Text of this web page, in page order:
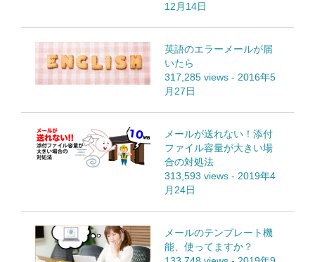
12月14日
英語のエラーメールが届
いたら
317,285 views - 2016年5
月27日
メールが送れない！添付
ファイル容量が大きい場
合の対処法
313,593 views - 2019年4
月24日
メールのテンプレート機
能、使ってますか？